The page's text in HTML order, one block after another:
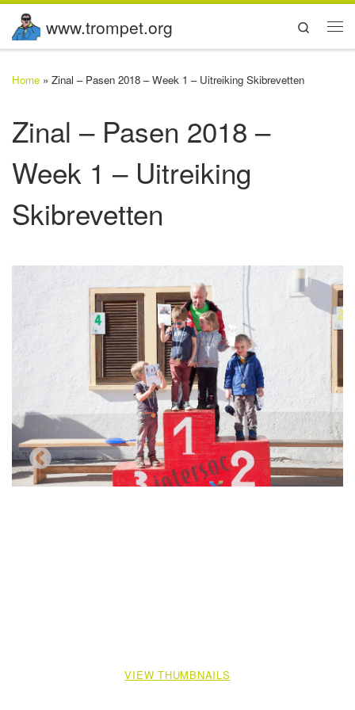
Ga naar inhoud
www.trompet.org
Search
Home » Zinal – Pasen 2018 – Week 1 – Uitreiking Skibrevetten
Zinal – Pasen 2018 –
Week 1 – Uitreiking
Skibrevetten
VIEW THUMBNAILS